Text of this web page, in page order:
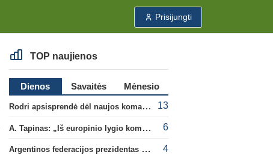
Prisijungti
TOP naujienos
Dienos Savaitės
Mėnesio
Rodri apsisprendė dėl naujos komandos
13
A. Tapinas: „Iš europinio lygio komandos gavom gerų pamokų“ 6
Argentinos federacijos prezidentas C. Tapia negailėjo pagyrų G. Infantino 4